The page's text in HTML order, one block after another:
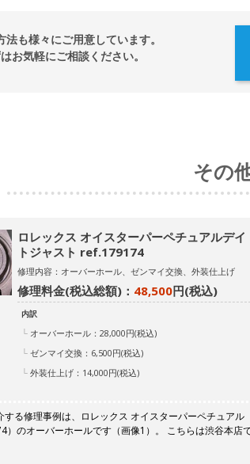
法も様々にご用意しています。
お気軽にご相談ください。
その
ロレックス オイスターパーペチュアルデイ
トジャスト ref.179174
修理内容：オーバーホール、ゼンマイ交換、外装仕上げ
修理料金(税込総額)： 48,500円(税込)
内訳
オーバーホール：28,000円(税込)
ゼンマイ交換：6,500円(税込)
外装仕上げ：14,000円(税込)
る修理事例は、ロレックス オイスターパーペチュアル
）のオーバーホールです（画像1）。 こちらは渋谷本店